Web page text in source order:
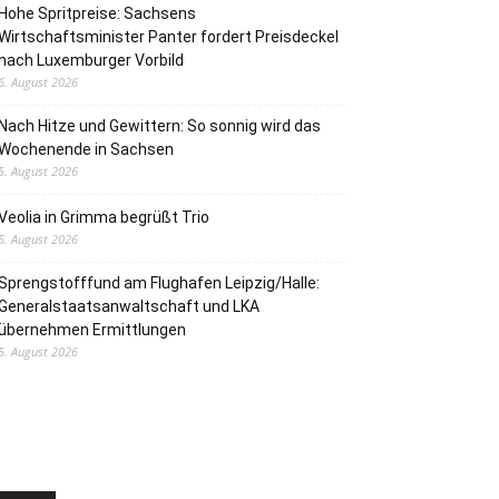
Hohe Spritpreise: Sachsens
Panter fordert Preisdeckel
Luxemburger Vorbild
6. August 2026
Nach Hitze und Gewittern: So sonnig wird das
in Sachsen
August 2026
in Grimma begrüßt Trio
August 2026
am Flughafen Leipzig/Halle:
und LKA
Ermittlungen
August 2026